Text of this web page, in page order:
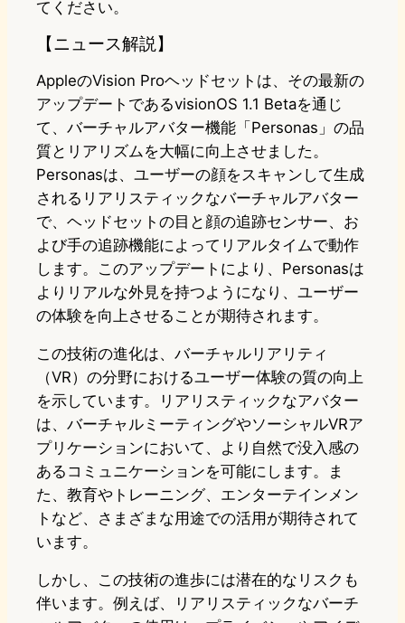
てください。
【ニュース解説】
AppleのVision Proヘッドセットは、その最新の
アップデートであるvisionOS 1.1 Betaを通じ
て、バーチャルアバター機能「Personas」の品
質とリアリズムを大幅に向上させました。
Personasは、ユーザーの顔をスキャンして生成
されるリアリスティックなバーチャルアバター
で、ヘッドセットの目と顔の追跡センサー、お
よび手の追跡機能によってリアルタイムで動作
します。このアップデートにより、Personasは
よりリアルな外見を持つようになり、ユーザー
の体験を向上させることが期待されます。
この技術の進化は、バーチャルリアリティ
（VR）の分野におけるユーザー体験の質の向上
を示しています。リアリスティックなアバター
は、バーチャルミーティングやソーシャルVRア
プリケーションにおいて、より自然で没入感の
あるコミュニケーションを可能にします。ま
た、教育やトレーニング、エンターテインメン
トなど、さまざまな用途での活用が期待されて
います。
しかし、この技術の進歩には潜在的なリスクも
伴います。例えば、リアリスティックなバーチ